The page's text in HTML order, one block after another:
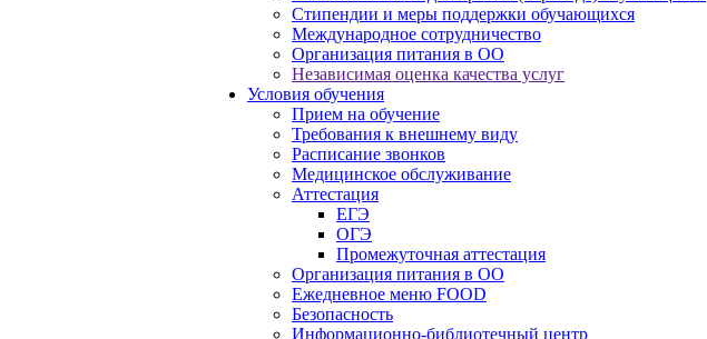
Стипендии и меры поддержки обучающихся
Международное сотрудничество
Организация питания в ОО
Независимая оценка качества услуг
Условия обучения
Прием на обучение
Требования к внешнему виду
Расписание звонков
Медицинское обслуживание
Аттестация
ЕГЭ
ОГЭ
Промежуточная аттестация
Организация питания в ОО
Ежедневное меню FOOD
Безопасность
Информационно-библиотечный центр